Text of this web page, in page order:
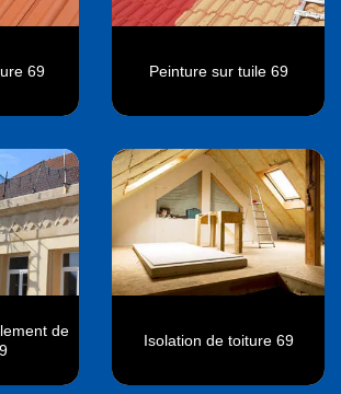
69 Peinture sur tuile 69
de
Isolation de toiture 69